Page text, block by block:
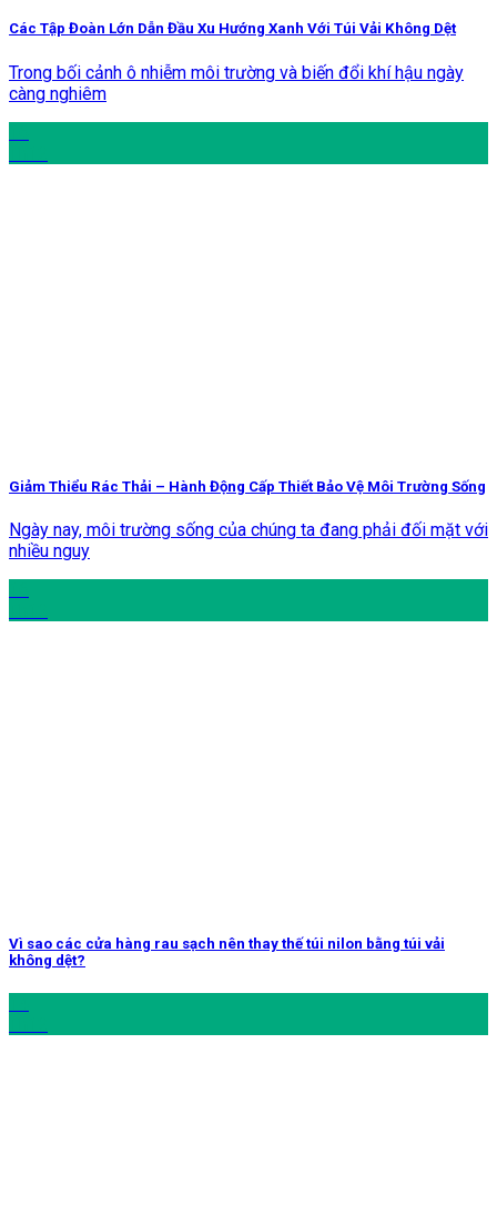
Các Tập Đoàn Lớn Dẫn Đầu Xu Hướng Xanh Với Túi Vải Không Dệt
Trong bối cảnh ô nhiễm môi trường và biến đổi khí hậu ngày
càng nghiêm
Giảm Thiểu Rác Thải – Hành Động Cấp Thiết Bảo Vệ Môi Trường Sống
Ngày nay, môi trường sống của chúng ta đang phải đối mặt với
nhiều nguy
Vì sao các cửa hàng rau sạch nên thay thế túi nilon bằng túi vải
không dệt?